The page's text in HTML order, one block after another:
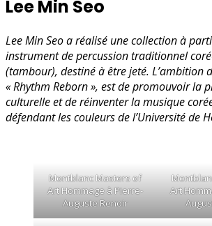
Lee Min Seo
Lee Min Seo a réalisé une collection à
instrument de percussion traditionnel
(tambour), destiné à être jeté. L’ambition
« Rhythm Reborn », est de promouvoir la
culturelle et de réinventer la musique
défendant les couleurs de l’Université de
Montblanc Masters of
Art Hommage à Pierre-
Auguste Renoir
Art